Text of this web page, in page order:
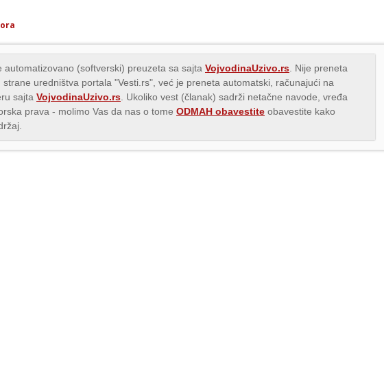
automatizovano (softverski) preuzeta sa sajta VojvodinaUzivo.rs . Nije preneta
uredništva portala "Vesti.rs", već je preneta automatski, računajući na
sajta VojvodinaUzivo.rs . Ukoliko vest (članak) sadrži netačne navode, vređa
prava - molimo Vas da nas o tome ODMAH obavestite obavestite kako